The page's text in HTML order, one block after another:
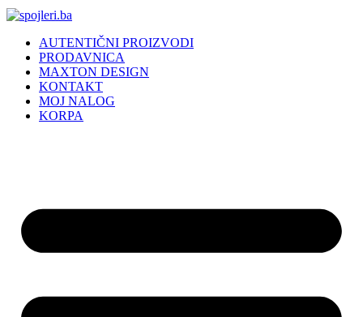
AUTENTIČNI PROIZVODI
PRODAVNICA
MAXTON DESIGN
KONTAKT
MOJ NALOG
KORPA